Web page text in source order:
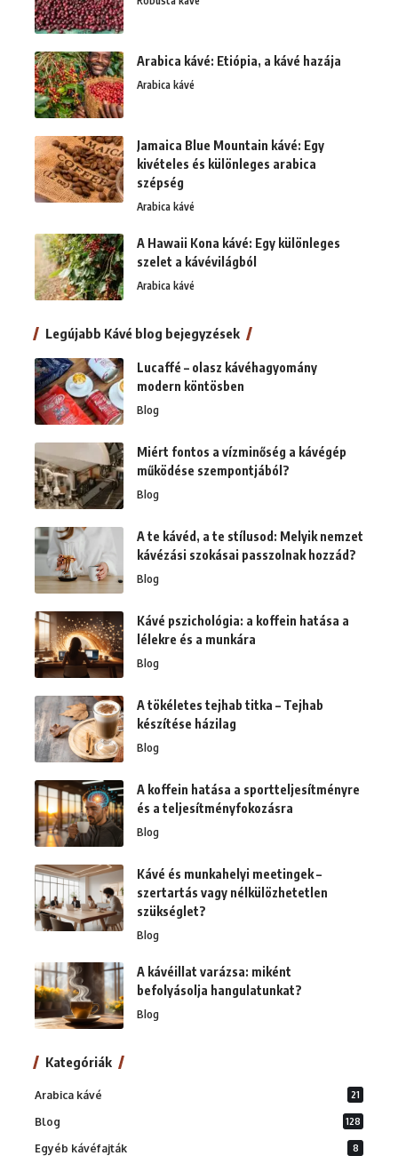
Arabica kávé: Etiópia, a kávé hazája
Arabica kávé
Jamaica Blue Mountain kávé: Egy
kivételes és különleges arabica
szépség
Arabica kávé
A Hawaii Kona kávé: Egy különleges
szelet a kávévilágból
Arabica kávé
Legújabb Kávé blog bejegyzések
Lucaffé – olasz kávéhagyomány
modern köntösben
Blog
Miért fontos a vízminőség a kávégép
működése szempontjából?
Blog
A te kávéd, a te stílusod: Melyik nemzet
kávézási szokásai passzolnak hozzád?
Blog
Kávé pszichológia: a koffein hatása a
lélekre és a munkára
Blog
A tökéletes tejhab titka – Tejhab
készítése házilag
Blog
A koffein hatása a sportteljesítményre
és a teljesítményfokozásra
Blog
Kávé és munkahelyi meetingek –
szertartás vagy nélkülözhetetlen
szükséglet?
Blog
A kávéillat varázsa: miként
befolyásolja hangulatunkat?
Blog
Kategóriák
Arabica kávé 21
Blog 128
Egyéb kávéfajták 8